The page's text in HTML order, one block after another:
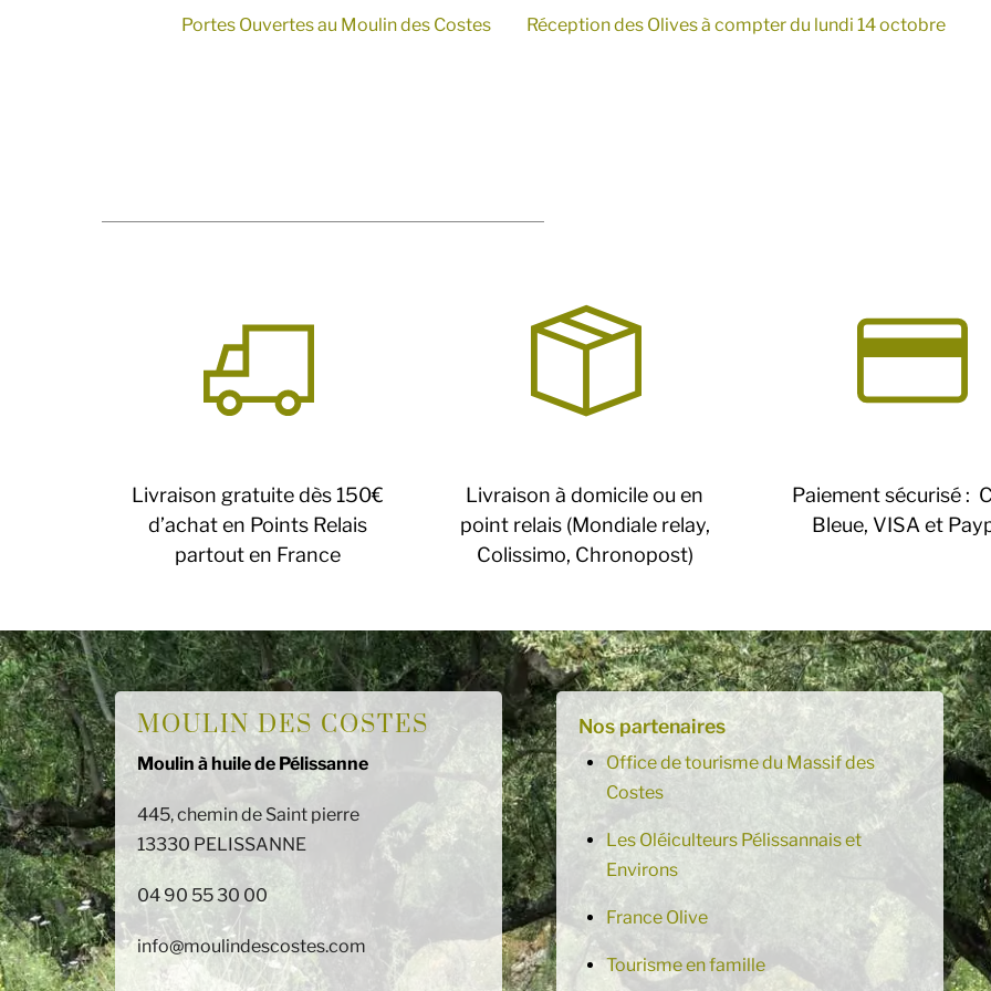
Portes Ouvertes au Moulin des Costes Réception des Olives à compter du lundi 14 octobre
Livraison gratuite dès 150€
d’achat en Points Relais
partout en France
Livraison à domicile ou en
point relais (Mondiale relay,
Colissimo, Chronopost)
Paiement sécurisé :
Bleue, VISA et
MOULIN DES COSTES
Moulin à huile de Pélissanne
445, chemin de Saint pierre
13330 PELISSANNE
04 90 55 30 00
info@moulindescostes.com
Nos partenaires
Office de tourisme du Massif des
Costes
Les Oléiculteurs Pélissannais et
Environs
France Olive
Tourisme en famille